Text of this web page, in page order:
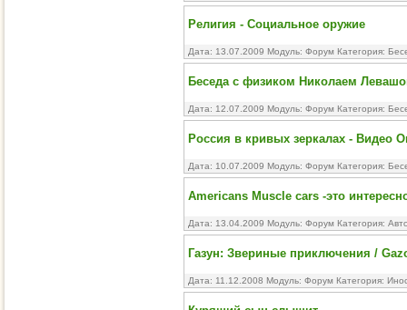
Религия - Социальное оружие
Дата: 13.07.2009 Модуль: Форум Категория:
Беседа с физиком Николаем
Дата: 12.07.2009 Модуль: Форум Категория:
Россия в кривых зеркалах - Видео
Дата: 10.07.2009 Модуль: Форум Категория:
Americans Muscle cars -это
Дата: 13.04.2009 Модуль: Форум Категория:
Газун: Звериные приключения /
Дата: 11.12.2008 Модуль: Форум Категория: